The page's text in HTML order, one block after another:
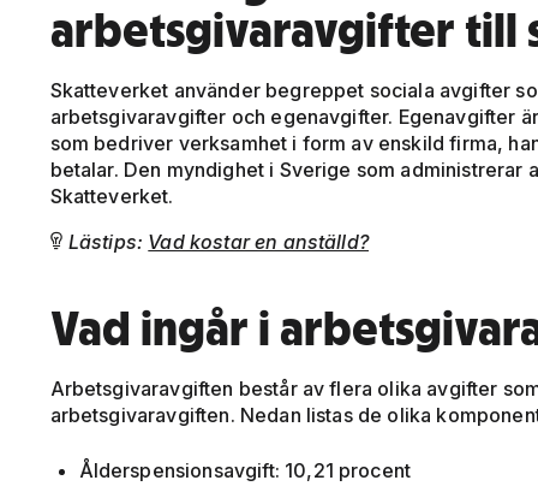
arbetsgivaravgifter till
Skatteverket använder begreppet sociala avgifter
arbetsgivaravgifter och egenavgifter. Egenavgifter
som bedriver verksamhet i form av enskild firma,
betalar. Den myndighet i Sverige som
Skatteverket.
 Lästips: Vad kostar en anställd?
Vad ingår i
Arbetsgivaravgiften består av flera olika avgifter
arbetsgivaravgiften. Nedan listas de olika
Ålderspensionsavgift: 10,21 procent